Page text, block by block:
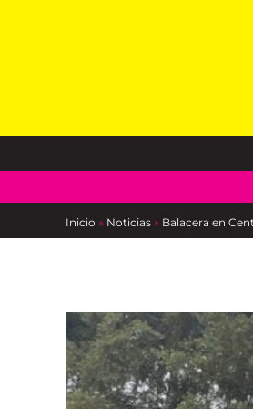
Inicio » Noticias » Balacera en